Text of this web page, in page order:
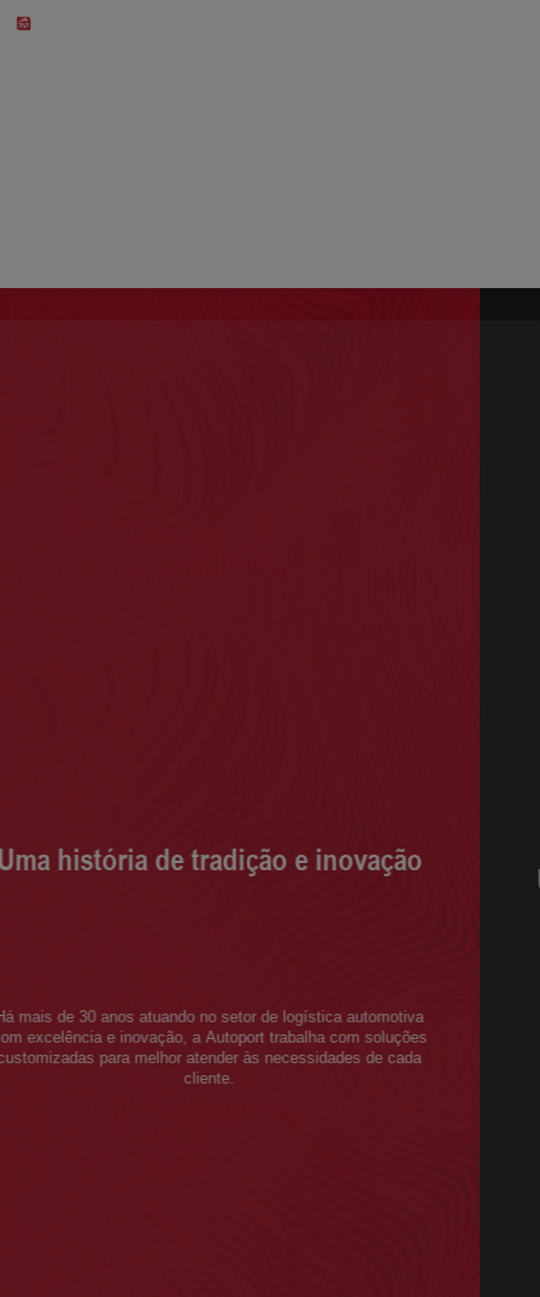
Uma história de tradição e inovação
Promovemos Soluções Logísticas integradas, Inovadoras e
Sustentáveis.